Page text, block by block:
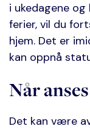
i ukedagene
ferier, vil du
hjem. Det er
kan oppnå
Når
Det kan være